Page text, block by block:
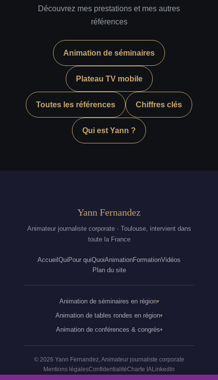
Découvrez mes prestations et mes autres
références
Animation de séminaires
Plateau TV mobile
Toutes les références Chiffres clés
Qui est Yann ?
Yann Fernandez
Animateur journaliste corporate · Toulouse, intervient dans
toute la France
AccueilQuiPour quiQuoiAnimationFormationVidéos
Plan du site
Animation de séminaires en région
Animation de tables rondes en région
Animation de conférences & congrès
© 2026 Yann Fernandez, Animateur journaliste corporate
Mentions légalesConfidentialitéCharte IALinkedIn